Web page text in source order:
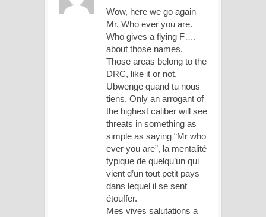
Wow, here we go again
Mr. Who ever you are.
Who gives a flying F….
about those names.
Those areas belong to the
DRC, like it or not,
Ubwenge quand tu nous
tiens. Only an arrogant of
the highest caliber will see
threats in something as
simple as saying “Mr who
ever you are”, la mentalité
typique de quelqu’un qui
vient d’un tout petit pays
dans lequel il se sent
étouffer.
Mes vives salutations a